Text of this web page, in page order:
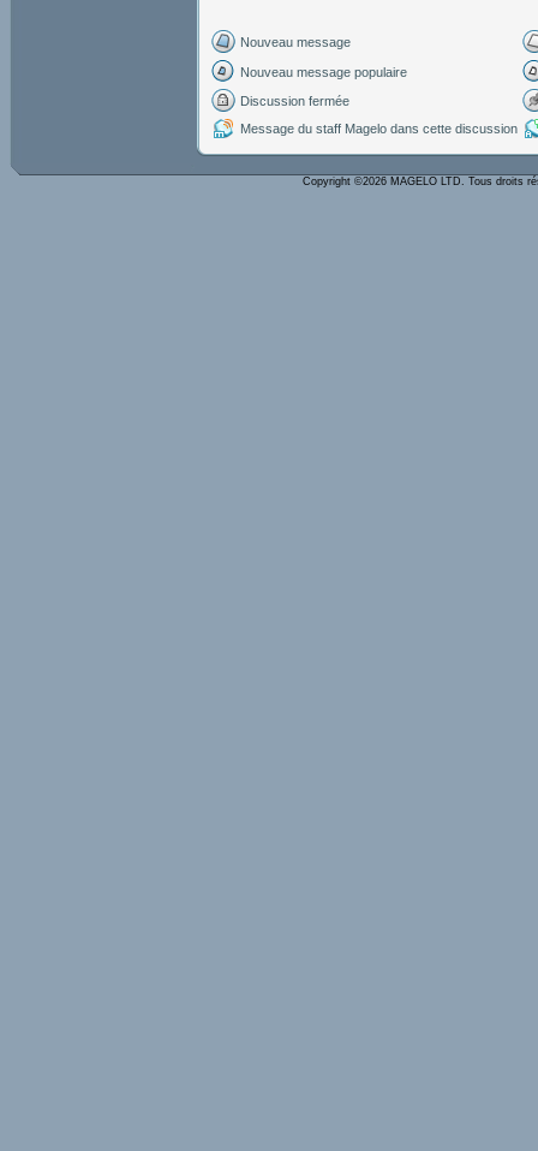
Nouveau message
Nouveau message populaire
Discussion fermée
Message du staff Magelo dans cette discussion
Copyright ©2026 MAGELO LTD. Tous droits